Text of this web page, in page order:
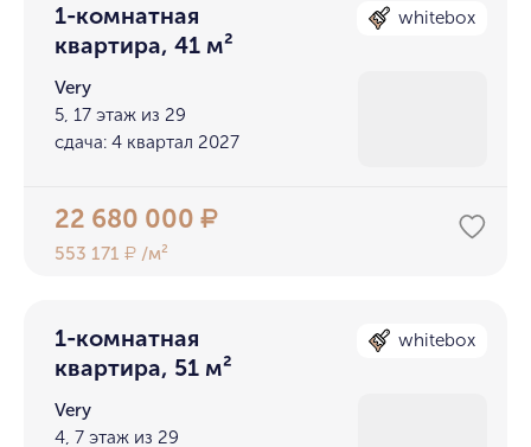
1-комнатная
квартира, 41 м²
whitebox
Very
5, 17 этаж из 29
сдача: 4 квартал 2027
22 680 000₽
553 171₽ /м²
1-комнатная
квартира, 51 м²
whitebox
Very
4, 7 этаж из 29